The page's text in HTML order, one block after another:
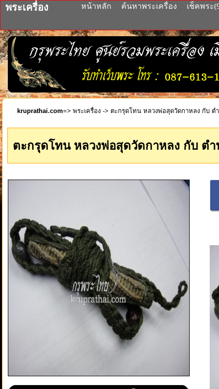
พระเครื่อง หน้าหลัก ค้นหาพระเครื่อง เช็คพระ
kruprathai.com=> พระเครื่อง -> ตะกรุดโทน หลวงพ่อสุดวัดกาหลง กับ ต
ตะกรุดโทน หลวงพ่อสุดวัดกาหลง กับ ตำ